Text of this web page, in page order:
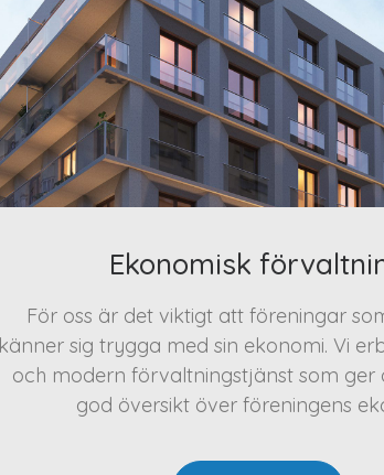
Ekonomisk
För oss är det viktigt att föreningar
känner sig trygga med sin ekonomi. Vi
och modern förvaltningstjänst som ger
god översikt över föreningens